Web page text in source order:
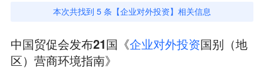
本次共找到 5 条【企业对外投资】相关信息
中国贸促会发布21国《企业对外投资国别（地
区）营商环境指南》